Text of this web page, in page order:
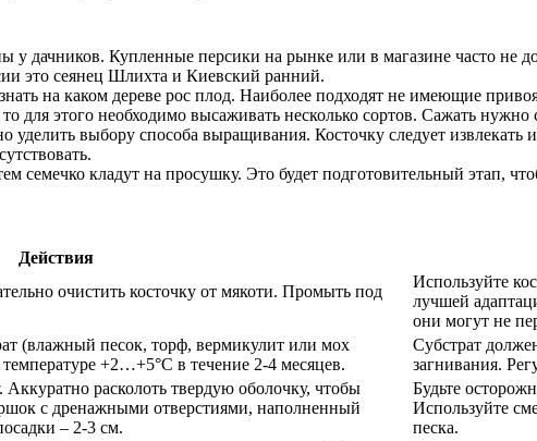
у дачников. Купленные персики на рынке или в магазине часто не
это сеянец Шлихта и Киевский ранний.
на каком дереве рос плод. Наиболее подходят не имеющие
для этого необходимо высаживать несколько сортов. Сажать
выбору способа выращивания. Косточку следует извлекать
семечко кладут на просушку. Это будет подготовительный этап,
Действия
очистить косточку от мякоти. Промыть под
Используйте
лучшей
они могут не
(влажный песок, торф, вермикулит или мох
+2…+5°C в течение 2-4 месяцев.
Субстрат
загнивания.
расколоть твердую оболочку, чтобы
с дренажными отверстиями, наполненный
– 2-3 см.
Будьте
Используйте
песка.